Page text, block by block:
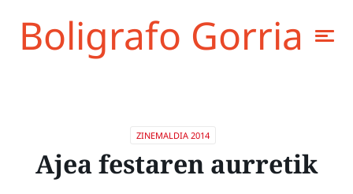
Boligrafo Gorria
ZINEMALDIA 2014
Ajea festaren aurretik